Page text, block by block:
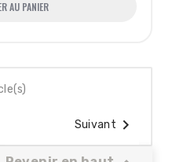
AU PANIER
Suivant 